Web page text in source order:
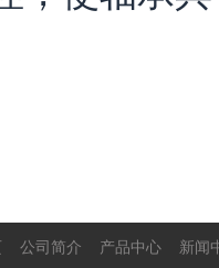
公司简介 产品中心 新闻